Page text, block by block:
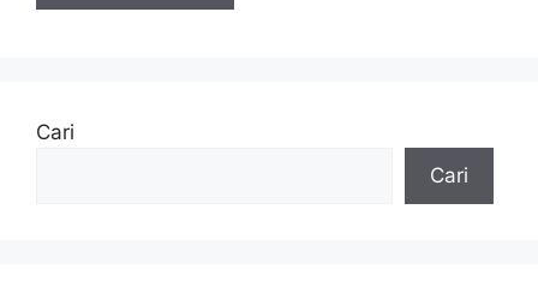
Cari
Cari